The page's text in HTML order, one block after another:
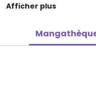
Afficher plus